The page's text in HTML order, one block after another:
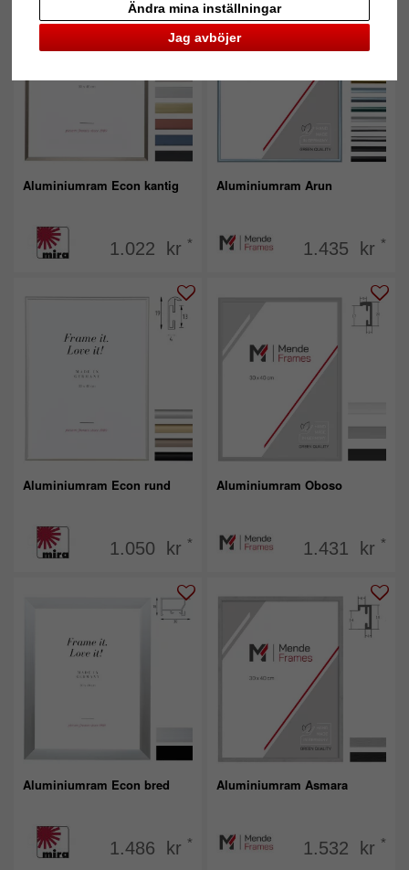
Jag avböjer
Ändra mina inställningar
Aluminiumram Econ kantig
1.022 kr *
Aluminiumram Arun
1.435 kr *
Aluminiumram Econ rund
1.050 kr *
Aluminiumram Oboso
1.431 kr *
Aluminiumram Econ bred
1.486 kr *
Aluminiumram Asmara
1.532 kr *